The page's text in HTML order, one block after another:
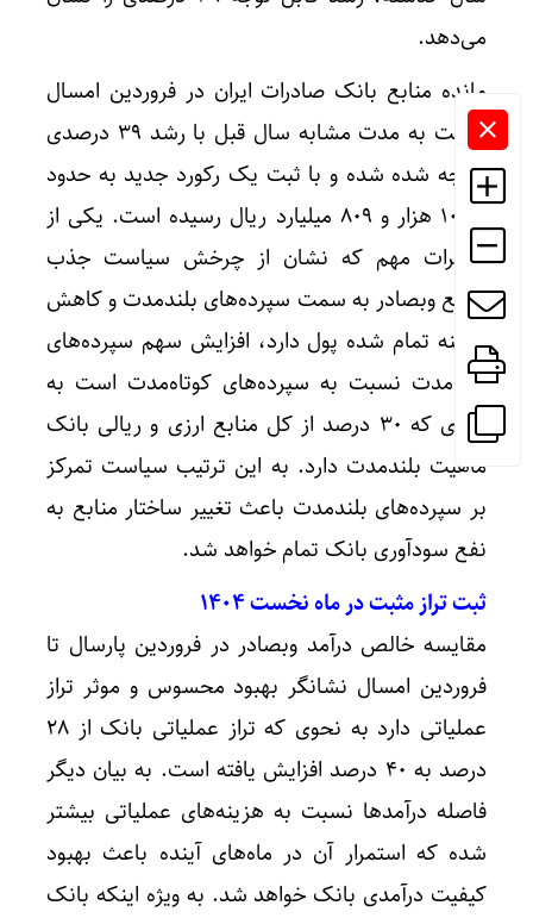
می‌دهد.
مانده منابع بانک صادرات ایران در فروردین امسال
نسبت به مدت مشابه سال قبل با رشد ۳۹ درصدی
مواجه شده شده و با ثبت یک رکورد جدید به حدود
۱۰۱۱۸ هزار و ۸۰۹ میلیارد ریال رسیده است. یکی از
تغییرات مهم که نشان از چرخش سیاست جذب
منابع وبصادر به سمت سپرده‌های بلندمدت و کاهش
هزینه تمام شده پول دارد، افزایش سهم سپرده‌های
بلندمدت نسبت به سپرده‌های کوتاه‌مدت است به
نحوی که ۳۰ درصد از کل منابع ارزی و ریالی بانک
ماهیت بلندمدت دارد. به این ترتیب سیاست تمرکز
بر سپرده‌های بلندمدت باعث تغییر ساختار منابع به
نفع سودآوری بانک تمام خواهد شد.
ثبت تراز مثبت در ماه نخست ۱۴۰۴
مقایسه خالص درآمد وبصادر در فروردین پارسال تا
فروردین امسال نشانگر بهبود محسوس و موثر تراز
عملیاتی دارد به نحوی که تراز عملیاتی بانک از ۲۸
درصد به ۴۰ درصد افزایش یافته است. به بیان دیگر
فاصله درآمدها نسبت به هزینه‌های عملیاتی بیشتر
شده که استمرار آن در ماه‌های آینده باعث بهبود
کیفیت درآمدی بانک خواهد شد. به ویژه اینکه بانک